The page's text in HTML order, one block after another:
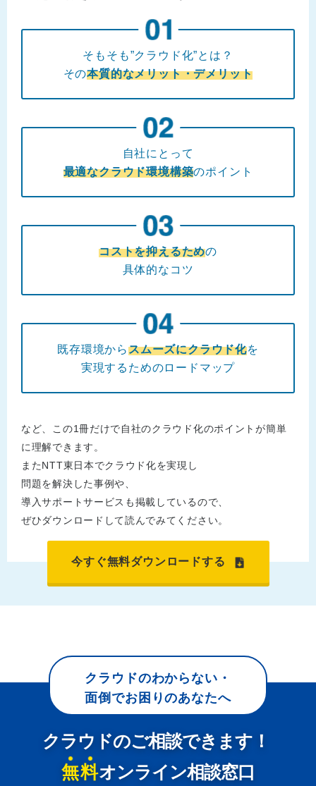
そもそも”クラウド化”とは？
その本質的なメリット・デメリット
自社にとって
最適なクラウド環境構築のポイント
コストを抑えるための
具体的なコツ
既存環境からスムーズにクラウド化を
実現するためのロードマップ
など、この1冊だけで自社のクラウド化のポイントが簡単
に理解できます。
またNTT東日本でクラウド化を実現し
問題を解決した事例や、
導入サポートサービスも掲載しているので、
ぜひダウンロードして読んでみてください。
今すぐ無料ダウンロードする
クラウドのわからない・
面倒でお困りのあなたへ
クラウドのご相談できます！
無料オンライン相談窓口